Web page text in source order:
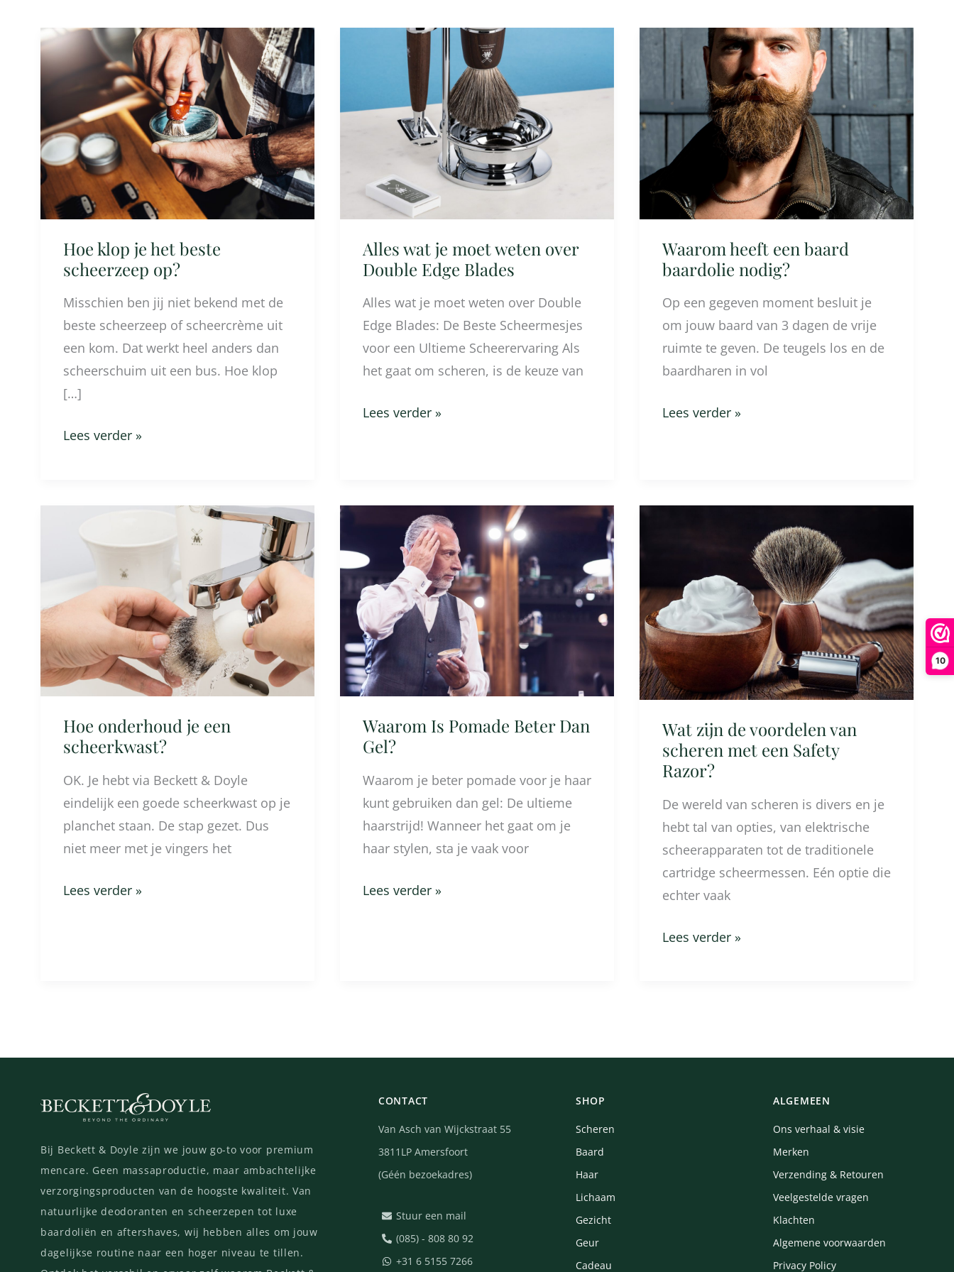
10
Hoe klop je het beste
scheerzeep op?
Misschien ben jij niet bekend met de
beste scheerzeep of scheercrème uit
een kom. Dat werkt heel anders dan
scheerschuim uit een bus. Hoe klop
[…]
Hoe
klop
beste
scheerzeep
op?
Lees verder »
Alles wat je moet weten over
Double Edge Blades
Alles wat je moet weten over Double
Edge Blades: De Beste Scheermesjes
voor een Ultieme Scheerervaring Als
het gaat om scheren, is de keuze van
moet
Double
Edge
Blades
Lees verder »
Waarom heeft een baard
baardolie nodig?
Op een gegeven moment besluit je
om jouw baard van 3 dagen de vrije
ruimte te geven. De teugels los en de
baardharen in vol
Waarom
heeft
een
baard
baardolie
nodig?
Lees verder »
Hoe onderhoud je een
scheerkwast?
OK. Je hebt via Beckett & Doyle
eindelijk een goede scheerkwast op je
planchet staan. De stap gezet. Dus
niet meer met je vingers het
onderhoud
scheerkwast?
Lees verder »
Waarom Is Pomade Beter Dan
Gel?
Waarom je beter pomade voor je haar
kunt gebruiken dan gel: De ultieme
haarstrijd! Wanneer het gaat om je
haar stylen, sta je vaak voor
Pomade
Beter
Dan
Gel?
Lees verder »
Wat zijn de voordelen van
scheren met een Safety
Razor?
De wereld van scheren is divers en je
hebt tal van opties, van elektrische
scheerapparaten tot de traditionele
cartridge scheermessen. Eén optie die
echter vaak
voordelen
van
scheren
met
een
Safety
Razor?
Lees verder »
Bij Beckett & Doyle zijn we jouw go-to voor premium
mencare. Geen massaproductie, maar ambachtelijke
verzorgingsproducten van de hoogste kwaliteit. Van
natuurlijke deodoranten en scheerzepen tot luxe
baardoliën en aftershaves, wij hebben alles om jouw
dagelijkse routine naar een hoger niveau te tillen.
CONTACT
Van Asch van Wijckstraat 55
3811LP Amersfoort
(Géén bezoekadres)
Stuur een mail
(085) - 808 80 92
+31 6 5155 7266
SHOP
Scheren
Baard
Haar
Lichaam
Gezicht
Geur
Cadeau
ALGEMEEN
Ons verhaal & visie
Merken
Verzending & Retouren
Veelgestelde vragen
Klachten
Algemene voorwaarden
Privacy Policy